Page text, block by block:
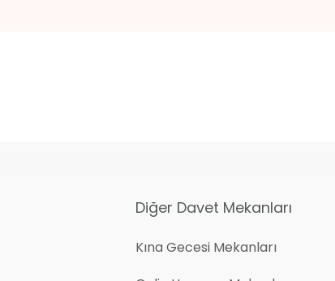
Diğer Davet Mekanları
Kına Gecesi Mekanları